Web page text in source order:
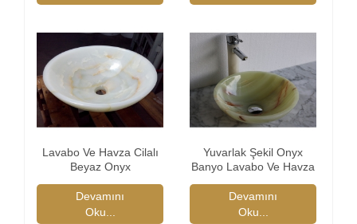
Lavabo Ve Havza Cilalı
Beyaz Onyx
Devamını
Oku...
Yuvarlak Şekil Onyx
Banyo Lavabo Ve Havza
Devamını
Oku...